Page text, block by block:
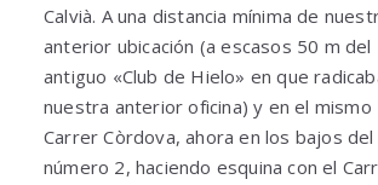
Calvià. A una distancia mínima de
anterior ubicación (a escasos 50 m del
antiguo «Club de Hielo» en que
nuestra anterior oficina) y en el mismo
Carrer Còrdova, ahora en los bajos del
número 2, haciendo esquina con el